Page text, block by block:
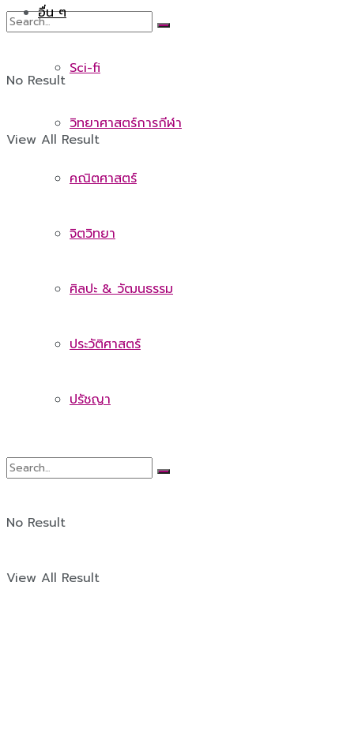
No Result
View All Result
อื่น ๆ
Sci-fi
วิทยาศาสตร์การกีฬา
คณิตศาสตร์
จิตวิทยา
ศิลปะ & วัฒนธรรม
ประวัติศาสตร์
ปรัชญา
No Result
View All Result